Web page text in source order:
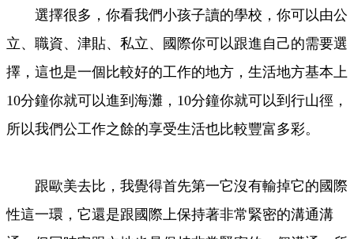
選擇很多，你看我們小孩子讀的學校，你可以由公
立、職資、津貼、私立、國際你可以跟進自己的需要選
擇，這也是一個比較好的工作的地方，生活地方基本上
10分鐘你就可以進到海灘，10分鐘你就可以到行山徑，
所以我們公工作之餘的享受生活也比較豐富多彩。
跟歐美去比，我覺得首先第一它沒有輸掉它的國際
性這一環，它還是跟國際上保持著非常緊密的溝通溝